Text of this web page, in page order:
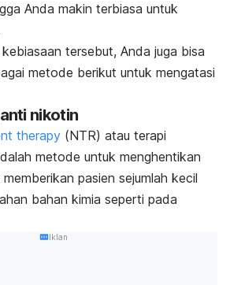
Anda makin terbiasa untuk
tersebut, Anda juga bisa
metode berikut untuk mengatasi
nikotin
therapy (NTR) atau terapi
metode untuk menghentikan
pasien sejumlah kecil
bahan kimia seperti pada
Iklan